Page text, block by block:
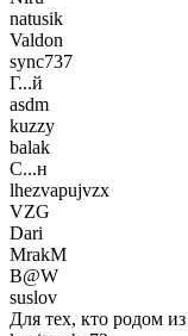
natusik
Valdon
sync737
Г...й
asdm
kuzzy
balak
С...н
lhezvapujvzx
VZG
Dari
MrakM
B@W
suslov
Для тех, кто родом из